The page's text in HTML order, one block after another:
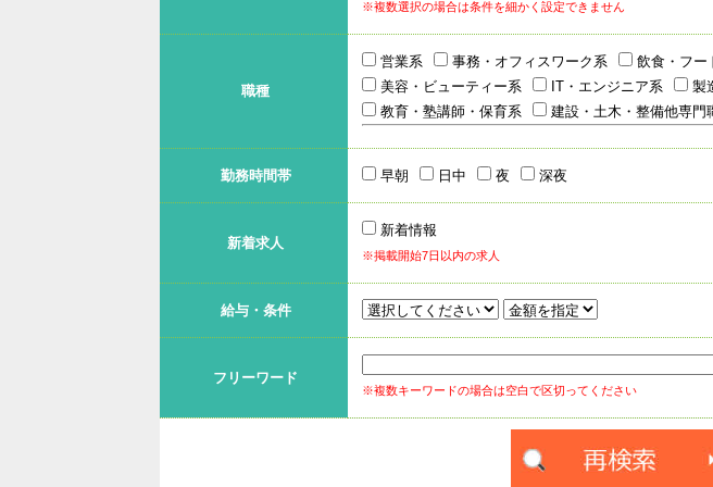
※複数選択の場合は条件を細かく設定できません
職種
営業系 事務・オフィスワーク系 飲食・フー
美容・ビューティー系
IT・エンジニア系 製
教育・塾講師・保育系
建設・土木・整備他専門
勤務時間帯 早朝 日中 夜 深夜
新着求人
新着情報
※掲載開始7日以内の求人
給与・条件
フリーワード
※複数キーワードの場合は空白で区切ってください